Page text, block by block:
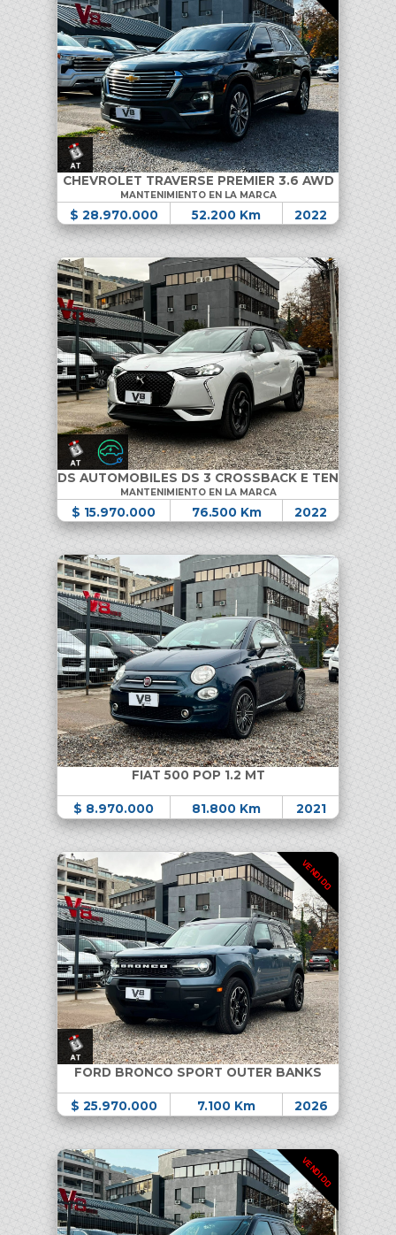
CHEVROLET TRAVERSE PREMIER 3.6 AWD
MANTENIMIENTO EN LA MARCA
$ 28.970.000 52.200 Km 2022
DS AUTOMOBILES DS 3 CROSSBACK E TENSE
MANTENIMIENTO EN LA MARCA
$ 15.970.000 76.500 Km 2022
FIAT 500 POP 1.2 MT
$ 8.970.000 81.800 Km 2021
VENDIDO
FORD BRONCO SPORT OUTER BANKS
$ 25.970.000 7.100 Km 2026
VENDIDO